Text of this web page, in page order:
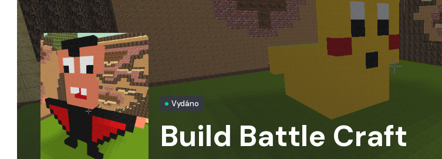
Vydáno
Build Battle Craft